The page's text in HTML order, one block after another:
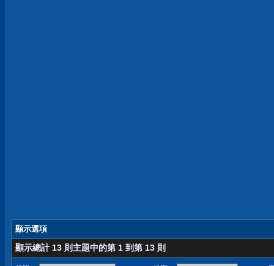
顯示選項
顯示總計 13 則主題中的第 1 到第 13 則